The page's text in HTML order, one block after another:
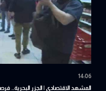
14:06
المشهد الاقتصادي | الجزر البحرية..